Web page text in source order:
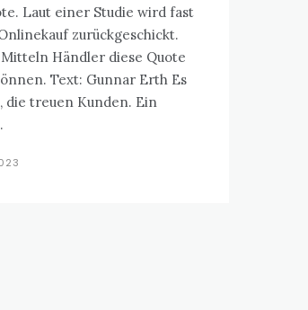
Laut einer Studie wird fast
zurückgeschickt.
Händler diese Quote
Erth Es
die treuen Kunden. Ein